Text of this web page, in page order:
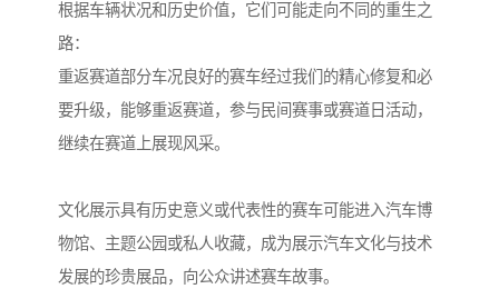
根据车辆状况和历史价值，它们可能走向不同的重生之
路：
重返赛道部分车况良好的赛车经过我们的精心修复和必
要升级，能够重返赛道，参与民间赛事或赛道日活动，
继续在赛道上展现风采。
文化展示具有历史意义或代表性的赛车可能进入汽车博
物馆、主题公园或私人收藏，成为展示汽车文化与技术
发展的珍贵展品，向公众讲述赛车故事。